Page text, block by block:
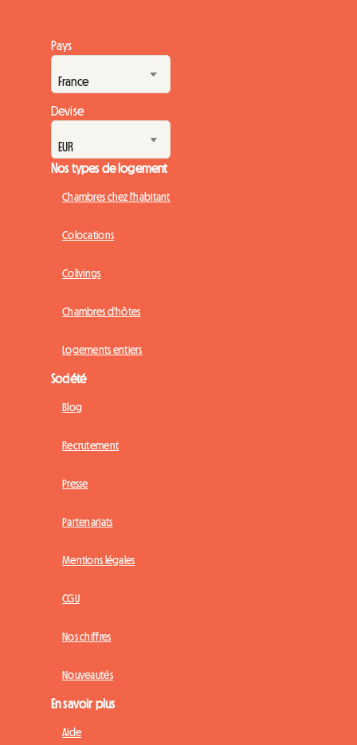
Pays
Devise
Nos types de logement
Chambres chez l'habitant
Colocations
Colivings
Chambres d'hôtes
Logements entiers
Société
Blog
Recrutement
Presse
Partenariats
Mentions légales
CGU
Nos chiffres
Nouveautés
En savoir plus
Aide